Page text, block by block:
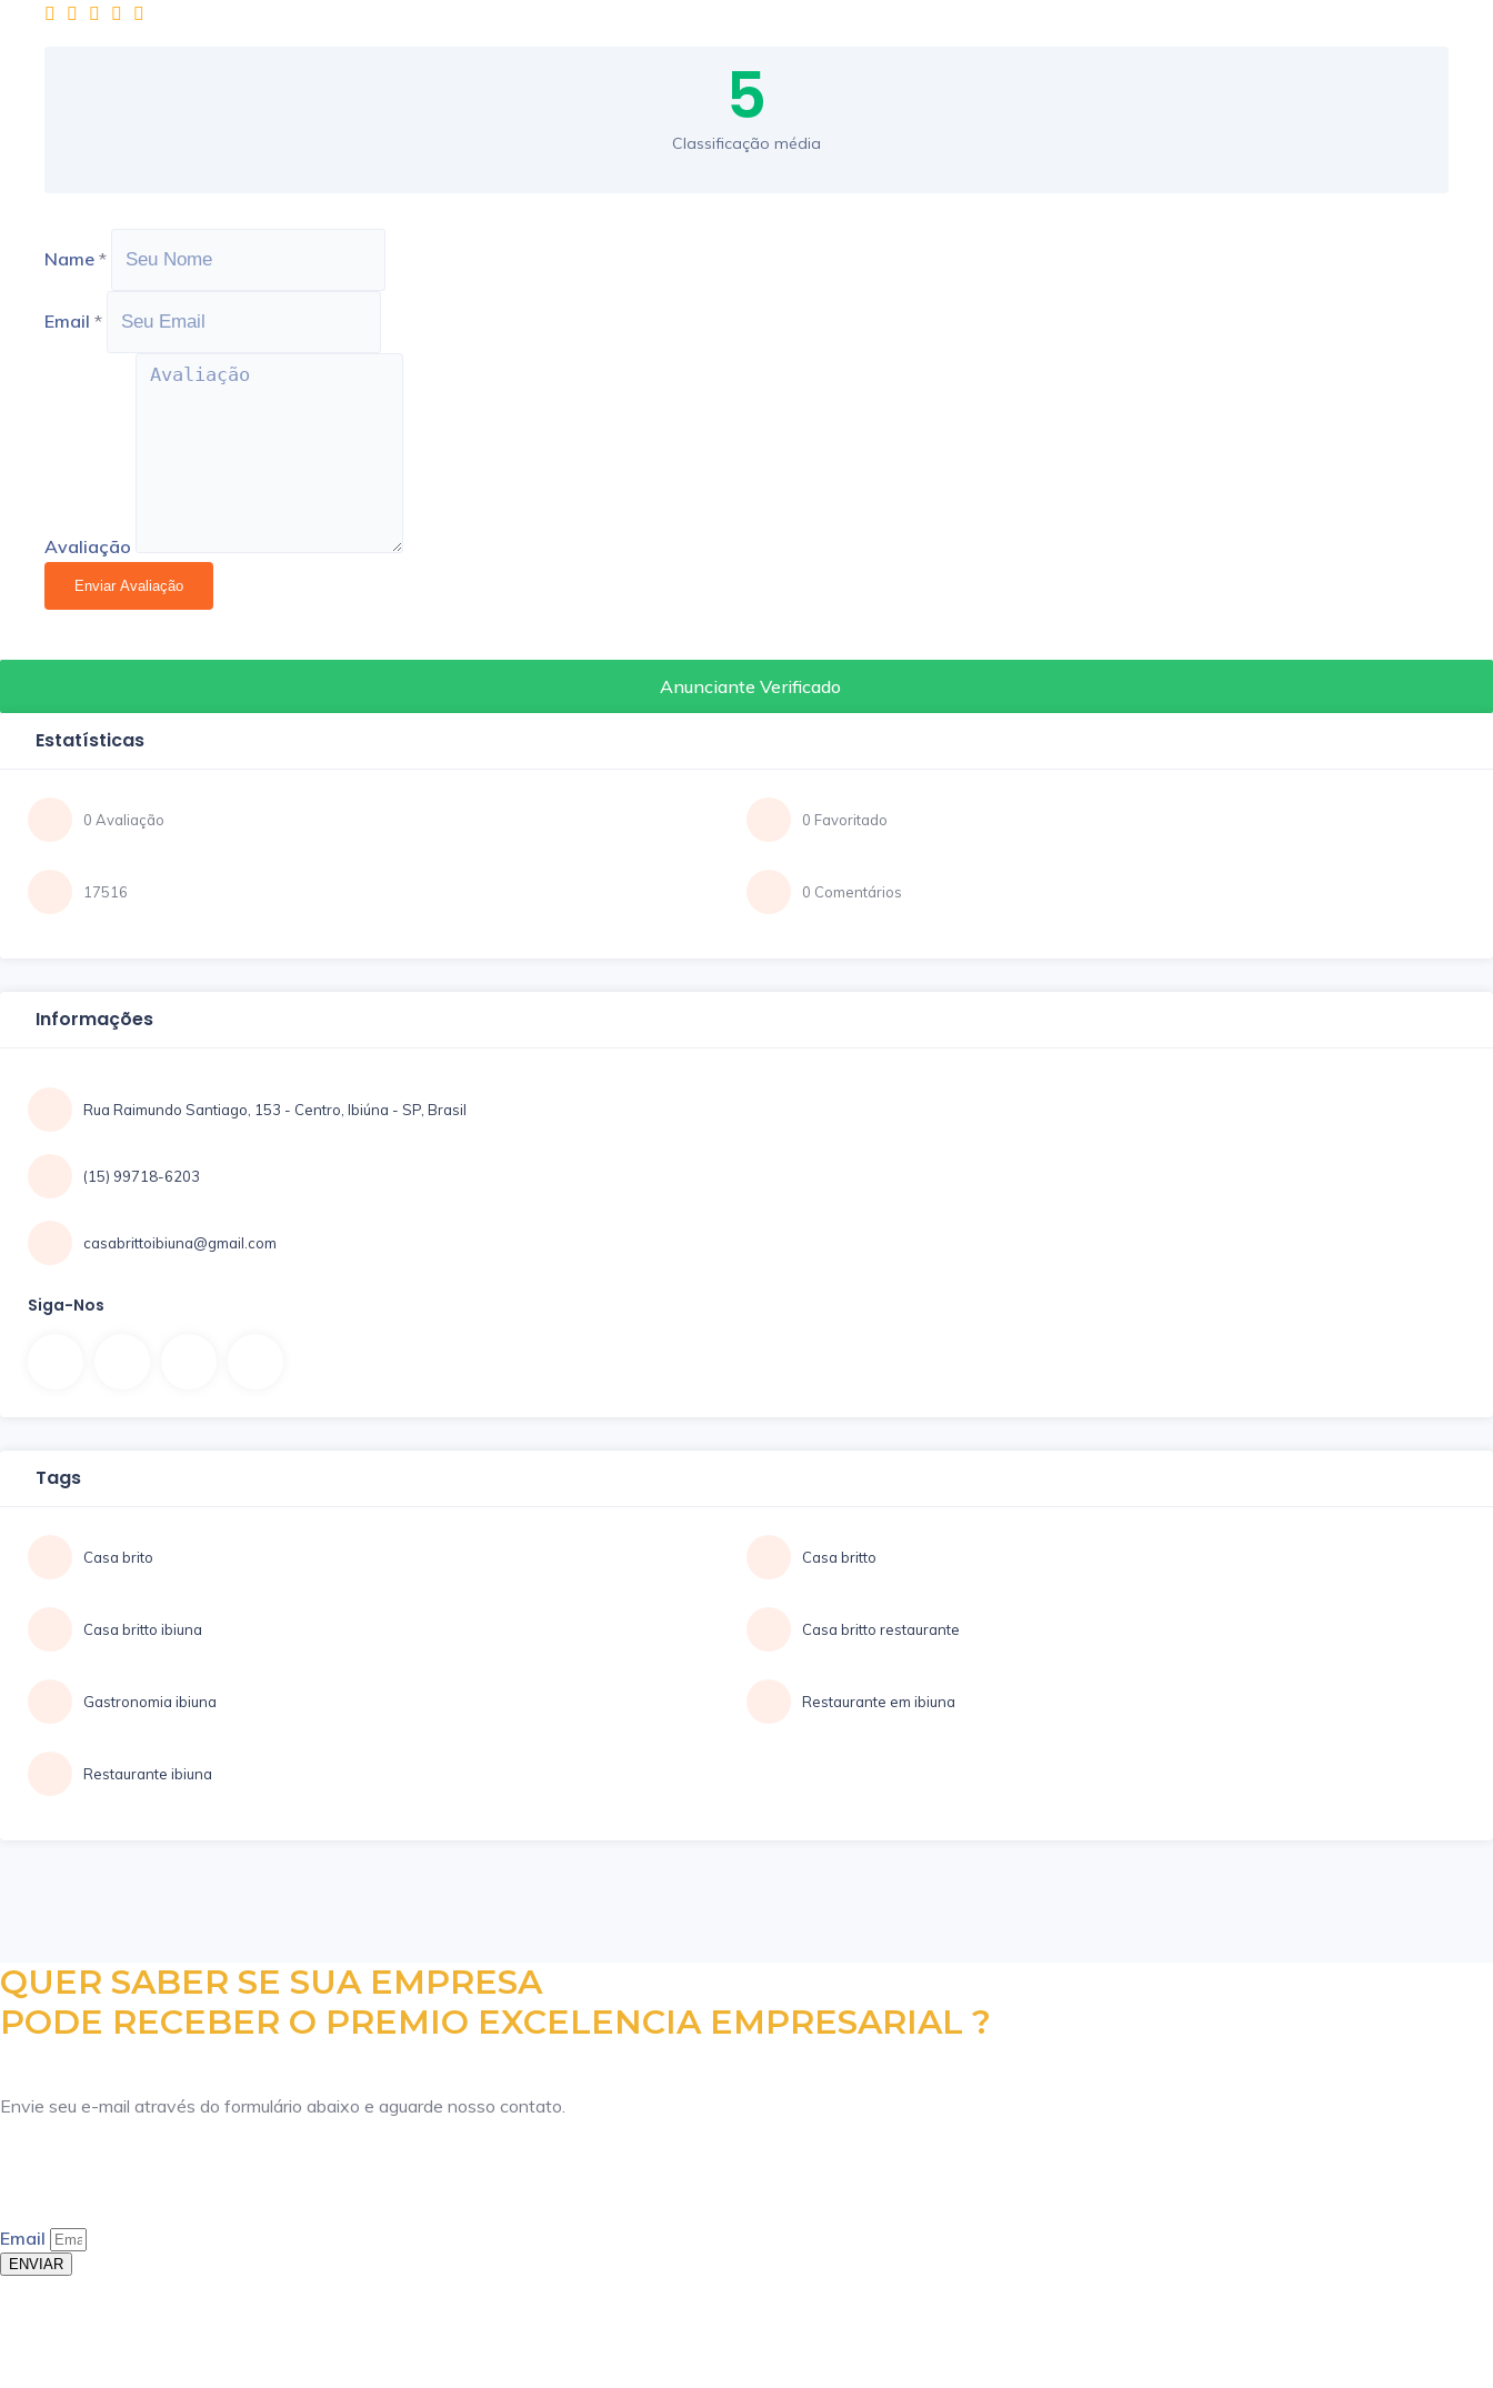
5
Classificação média
Name *
Email *
Avaliação
Anunciante Verificado
Estatísticas
0 Avaliação 0 Favoritado
17516 0 Comentários
Informações
Rua Raimundo Santiago, 153 - Centro, Ibiúna - SP, Brasil
(15) 99718-6203
casabrittoibiuna@gmail.com
Siga-Nos
Tags
Casa brito Casa britto
Casa britto ibiuna Casa britto restaurante
Gastronomia ibiuna Restaurante em ibiuna
Restaurante ibiuna
QUER SABER SE SUA EMPRESA
PODE RECEBER O PREMIO EXCELENCIA EMPRESARIAL ?
Envie seu e-mail através do formulário abaixo e aguarde nosso contato.
Email
ENVIAR